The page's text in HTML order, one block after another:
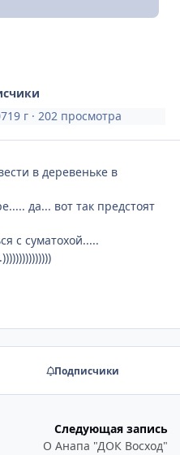
19 г · 202 просмотра
в деревеньке в
да... вот так предстоят
с суматохой.....
Подписчики
Следующая запись
О Анапа "ДОК Восход"